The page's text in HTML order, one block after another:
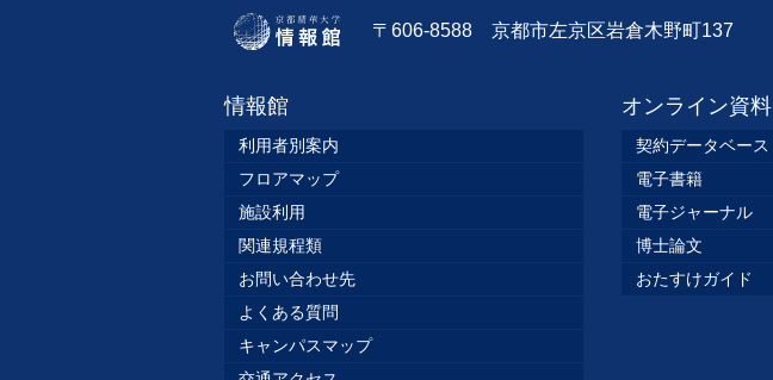
検
〒606-8588 京都市左京区岩倉木野町137
情報館
利用者別案内
フロアマップ
施設利用
関連規程類
お問い合わせ先
よくある質問
キャンパスマップ
オンライン資料
契約データベース
電子書籍
電子ジャーナル
博士論文
おたすけガイド